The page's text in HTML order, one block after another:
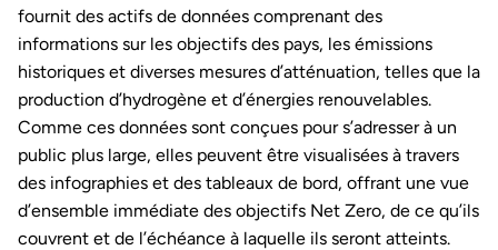
fournit des actifs de données comprenant des
informations sur les objectifs des pays, les émissions
historiques et diverses mesures d’atténuation, telles que la
production d’hydrogène et d’énergies renouvelables.
Comme ces données sont conçues pour s’adresser à un
public plus large, elles peuvent être visualisées à travers
des infographies et des tableaux de bord, offrant une vue
d’ensemble immédiate des objectifs Net Zero, de ce qu’ils
couvrent et de l’échéance à laquelle ils seront atteints.